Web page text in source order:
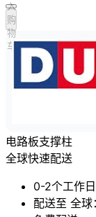
入
购
物
车
电路板支撑柱
全球快速配送
0-2个工作
配送至 全